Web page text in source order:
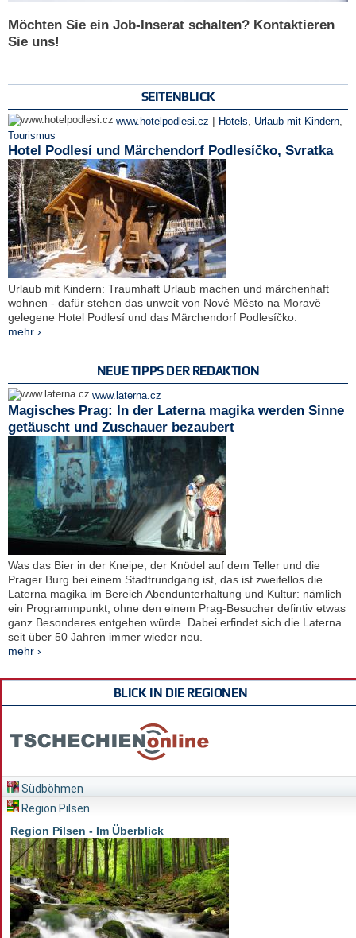
Möchten Sie ein Job-Inserat schalten? Kontaktieren
Sie uns!
SEITENBLICK
www.hotelpodlesi.cz | Hotels, Urlaub mit Kindern,
Tourismus
Hotel Podlesí und Märchendorf Podlesíčko, Svratka
Urlaub mit Kindern: Traumhaft Urlaub machen und märchenhaft
wohnen - dafür stehen das unweit von Nové Město na Moravě
gelegene Hotel Podlesí und das Märchendorf Podlesíčko.
mehr ›
NEUE TIPPS DER REDAKTION
www.laterna.cz
Magisches Prag: In der Laterna magika werden Sinne
getäuscht und Zuschauer bezaubert
Was das Bier in der Kneipe, der Knödel auf dem Teller und die
Prager Burg bei einem Stadtrundgang ist, das ist zweifellos die
Laterna magika im Bereich Abendunterhaltung und Kultur: nämlich
ein Programmpunkt, ohne den einem Prag-Besucher defintiv etwas
ganz Besonderes entgehen würde. Dabei erfindet sich die Laterna
seit über 50 Jahren immer wieder neu.
mehr ›
BLICK IN DIE REGIONEN
Südböhmen
Region Pilsen
Region Pilsen - Im Überblick